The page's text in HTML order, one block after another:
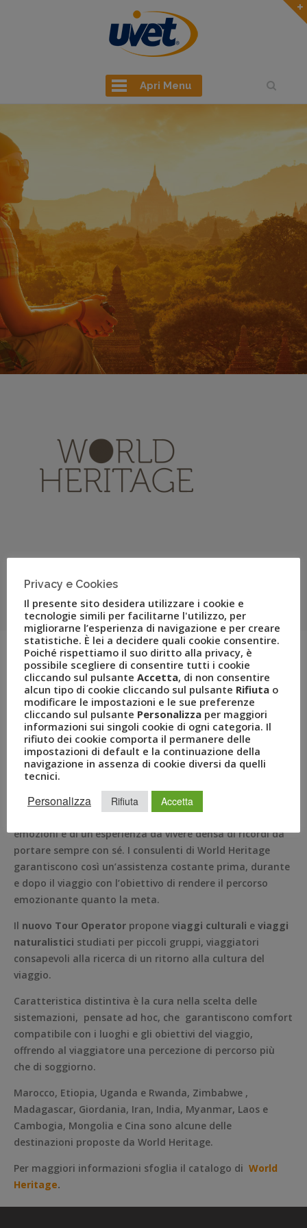
Apri Menu
Il nuovo Tour Operator di Uvet per viaggi culturali e
naturalistici studiati per piccoli gruppi.
World Heritage è ilnuovo Tour Operator del Gruppo Uvet
che completa la sua vocazione nel tour operating,
rivolgendosi a viaggiatori esigenti, attenti all’unicità,
alla qualità del viaggio e alla cura dei dettagli che lo
compongono.
La forza di World Heritage è di poter contare su profondi
conoscitori dei luoghi,
programmatori di area che , oltre a “firmare” l’itinerario
emozioni e di un’esperienza da vivere densa di ricordi da
portare sempre con sé. I consulenti di World Heritage
garantiscono così un’assistenza costante prima, durante
e dopo il viaggio con l’obiettivo di rendere il percorso
emozionante quanto la meta.
Il nuovo Tour Operator propone viaggi culturali e viaggi
naturalistici studiati per piccoli gruppi, viaggiatori
consapevoli alla ricerca di un ritorno alla cultura del
viaggio.
Caratteristica distintiva è la cura nella scelta delle
sistemazioni, pensate ad hoc, che garantiscono comfort
compatibile con i luoghi e gli obiettivi del viaggio,
offrendo al viaggiatore una percezione di percorso più
che di soggiorno.
Marocco, Etiopia, Uganda e Rwanda, Zimbabwe ,
Madagascar, Giordania, Iran, India, Myanmar, Laos e
Cambogia, Mongolia e Cina sono alcune delle
destinazioni proposte da World Heritage.
Per maggiori informazioni sfoglia il catalogo di World
Heritage.
Privacy e Cookies
Il presente sito desidera utilizzare i cookie e
tecnologie simili per facilitarne l'utilizzo, per
migliorarne l’esperienza di navigazione e per creare
statistiche. È lei a decidere quali cookie consentire.
Poiché rispettiamo il suo diritto alla privacy, è
possibile scegliere di consentire tutti i cookie
cliccando sul pulsante Accetta, di non consentire
alcun tipo di cookie cliccando sul pulsante Rifiuta o
modificare le impostazioni e le sue preferenze
cliccando sul pulsante Personalizza per maggiori
informazioni sui singoli cookie di ogni categoria. Il
rifiuto dei cookie comporta il permanere delle
impostazioni di default e la continuazione della
navigazione in assenza di cookie diversi da quelli
tecnici.
Personalizza Rifiuta Accetta